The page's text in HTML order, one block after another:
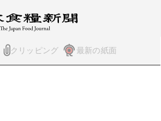
クリッピング 最新の紙面